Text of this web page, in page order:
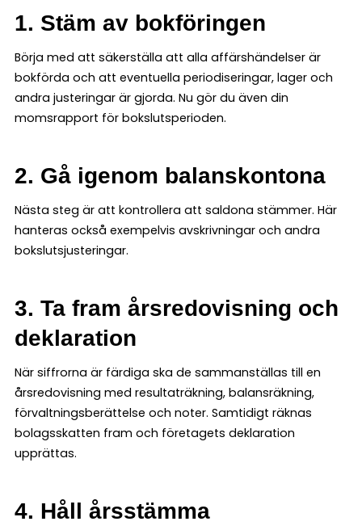
1. Stäm av bokföringen
Börja med att säkerställa att alla affärshändelser är
bokförda och att eventuella periodiseringar, lager och
andra justeringar är gjorda. Nu gör du även din
momsrapport för bokslutsperioden.
2. Gå igenom balanskontona
Nästa steg är att kontrollera att saldona stämmer. Här
hanteras också exempelvis avskrivningar och andra
bokslutsjusteringar.
3. Ta fram årsredovisning och
deklaration
När siffrorna är färdiga ska de sammanställas till en
årsredovisning med resultaträkning, balansräkning,
förvaltningsberättelse och noter. Samtidigt räknas
bolagsskatten fram och företagets deklaration
upprättas.
4. Håll årsstämma